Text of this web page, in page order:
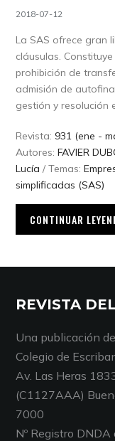
2018-07-12
La SAS ofrece gran
cláusulas.
prohibición de
admisión de
gestión y resolución
Revista: 931 (ene -
Autores:FAVIER
Lucía / Temas:
simplificadas (SAS)
CONTINUAR
REVISTA
Una publicación
Colegio de
Av. Las Heras
(C1127AAA)
7000
Nº Registro